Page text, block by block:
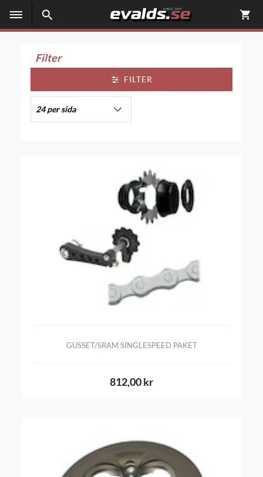
Filter
FILTER
24 per sida
GUSSET/SRAM SINGLESPEED PAKET
812,00 kr